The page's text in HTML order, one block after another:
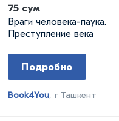
75 сум
Враги человека-паука.
Преступление века
Подробно
Book4You, г Ташкент